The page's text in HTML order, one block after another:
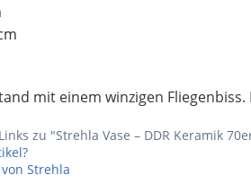
mit einem winzigen
zu "Strehla Vase – DDR Keramik
Strehla